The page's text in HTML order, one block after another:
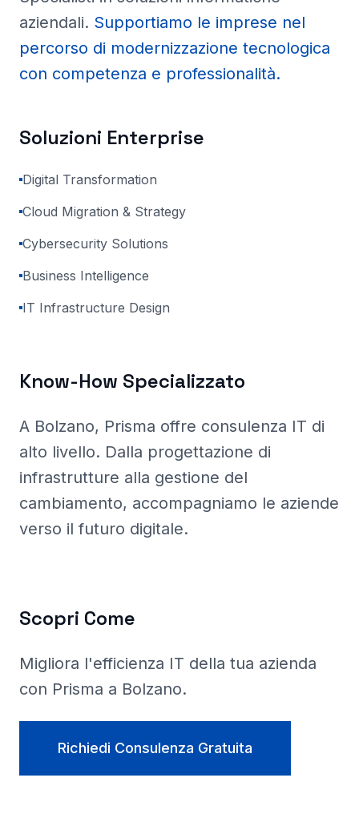
aziendali. Supportiamo le imprese nel
percorso di modernizzazione tecnologica
con competenza e professionalità.
Soluzioni Enterprise
Digital Transformation
Cloud Migration & Strategy
Cybersecurity Solutions
Business Intelligence
IT Infrastructure Design
Know-How Specializzato
A Bolzano, Prisma offre consulenza IT di
alto livello. Dalla progettazione di
infrastrutture alla gestione del
cambiamento, accompagniamo le aziende
verso il futuro digitale.
Scopri Come
Migliora l'efficienza IT della tua azienda
con Prisma a Bolzano.
Richiedi Consulenza Gratuita